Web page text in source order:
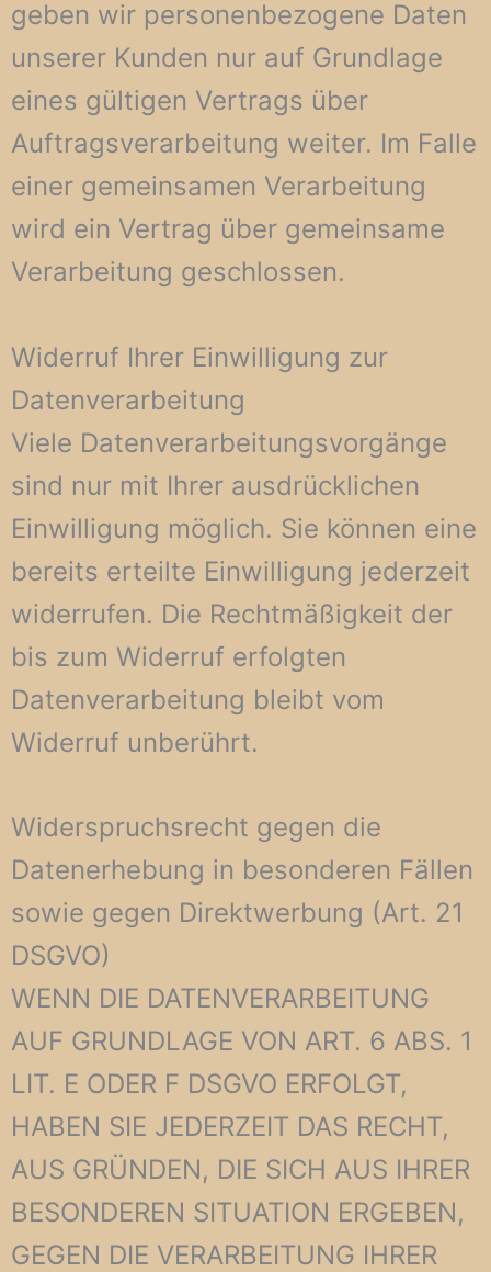
geben wir personenbezogene Daten
unserer Kunden nur auf Grundlage
eines gültigen Vertrags über
Auftragsverarbeitung weiter. Im Falle
einer gemeinsamen Verarbeitung
wird ein Vertrag über gemeinsame
Verarbeitung geschlossen.
Widerruf Ihrer Einwilligung zur
Datenverarbeitung
Viele Datenverarbeitungsvorgänge
sind nur mit Ihrer ausdrücklichen
Einwilligung möglich. Sie können eine
bereits erteilte Einwilligung jederzeit
widerrufen. Die Rechtmäßigkeit der
bis zum Widerruf erfolgten
Datenverarbeitung bleibt vom
Widerruf unberührt.
Widerspruchsrecht gegen die
Datenerhebung in besonderen Fällen
sowie gegen Direktwerbung (Art. 21
DSGVO)
WENN DIE DATENVERARBEITUNG
AUF GRUNDLAGE VON ART. 6 ABS. 1
LIT. E ODER F DSGVO ERFOLGT,
HABEN SIE JEDERZEIT DAS RECHT,
AUS GRÜNDEN, DIE SICH AUS IHRER
BESONDEREN SITUATION ERGEBEN,
GEGEN DIE VERARBEITUNG IHRER